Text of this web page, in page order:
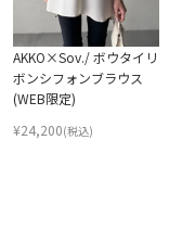
AKKO×Sov./ ボウタイリ
ボンシフォンブラウス
(WEB限定)
¥24,200(税込)